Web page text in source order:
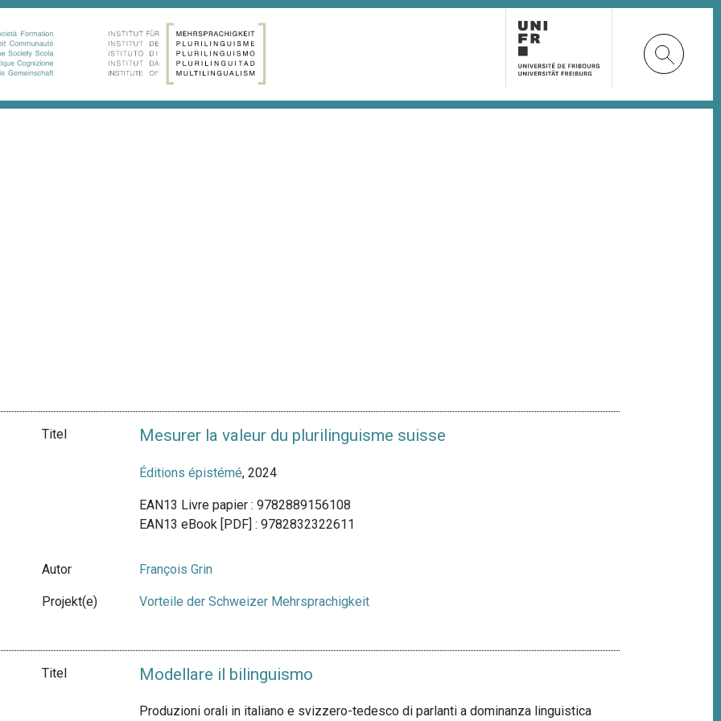
Titel Mesurer la valeur du plurilinguisme suisse
Éditions épistémé, 2024
EAN13 Livre papier : 9782889156108
EAN13 eBook [PDF] : 9782832322611
Autor François Grin
Projekt(e) Vorteile der Schweizer Mehrsprachigkeit
Titel Modellare il bilinguismo
Produzioni orali in italiano e svizzero-tedesco di parlanti a dominanza linguistica